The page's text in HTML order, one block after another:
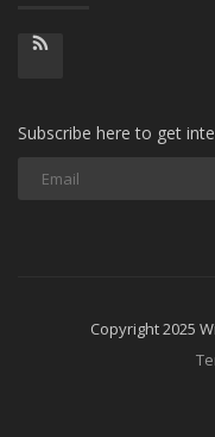
Subscribe here to get
Copyright 2025